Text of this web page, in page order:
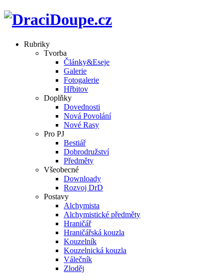
Rubriky
Tvorba
Články&Eseje
Galerie
Fotogalerie
Hřbitov
Doplňky
Dovednosti
Nová Povolání
Nové Rasy
Pro PJ
Bestiář
Dobrodružství
Předměty
Všeobecné
Downloady
Rozvoj DrD
Postavy
Alchymista
Alchymistické předměty
Hraničář
Hraničářská kouzla
Kouzelník
Kouzelnická kouzla
Válečník
Zloděj